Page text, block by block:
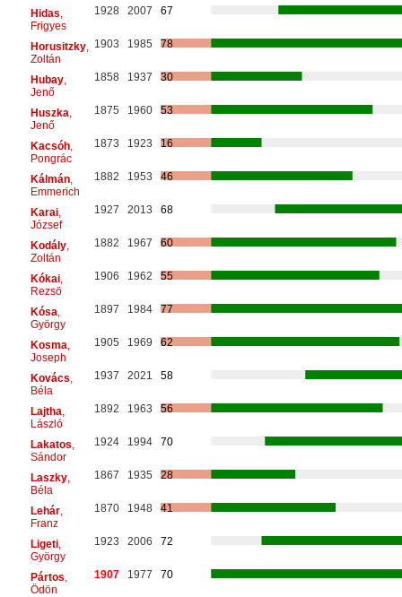
Hidas
Frigyes
1928 2007 67
Horusitzky,
Zoltán
1903 1985 78
Hubay,
Jenő
1858 1937 30
Huszka
Jenő
1875 1960 53
Kacsóh,
Pongrác
1873 1923 16
Kálmán,
Emmerich
1882 1953 46
Karai,
József
1927 2013 68
Kodály,
Zoltán
1882 1967 60
Kókai,
Rezsö
1906 1962 55
Kósa
György
1897 1984 77
Kosma
Joseph
1905 1969 62
Kovács
Béla
1937 2021 58
Lajtha
László
1892 1963 56
Lakatos
Sándor
1924 1994 70
Laszky,
Béla
1867 1935 28
Lehár,
Franz
1870 1948 41
Ligeti,
György
1923 2006 72
Pártos
Ödön
1907 1977 70